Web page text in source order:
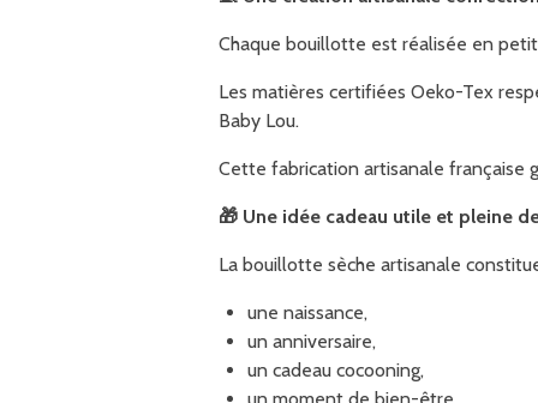
Chaque bouillotte est réalisée en
Les matières certifiées Oeko-Tex
Baby Lou.
Cette fabrication artisanale française
🎁 Une idée cadeau utile et pleine
La bouillotte sèche artisanale
une naissance,
un anniversaire,
un cadeau cocooning,
un moment de bien-être,